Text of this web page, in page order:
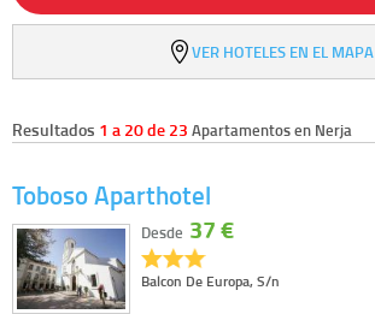
VER HOTELES EN EL MAPA
Resultados 1 a 20 de 23 Apartamentos en Nerja
Toboso Aparthotel
Balcon De Europa, S/n
Desde 37 €